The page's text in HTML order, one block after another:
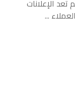
الإعلانات
...